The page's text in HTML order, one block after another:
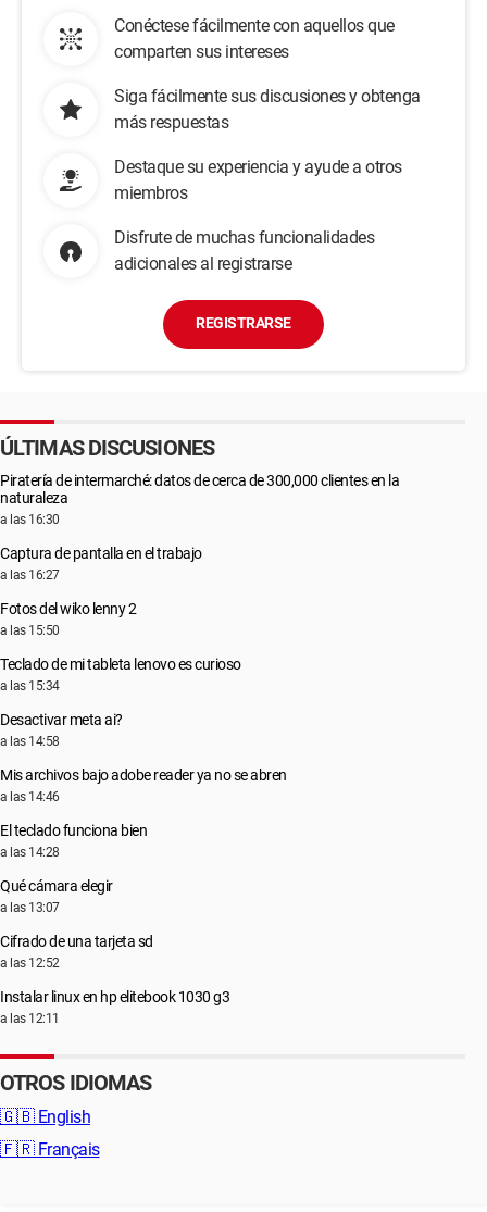
Conéctese fácilmente con aquellos que
comparten sus intereses
Siga fácilmente sus discusiones y obtenga
más respuestas
Destaque su experiencia y ayude a otros
miembros
Disfrute de muchas funcionalidades
adicionales al registrarse
REGISTRARSE
ÚLTIMAS DISCUSIONES
Piratería de intermarché: datos de cerca de 300,000 clientes en la
naturaleza
a las 16:30
Captura de pantalla en el trabajo
a las 16:27
Fotos del wiko lenny 2
a las 15:50
Teclado de mi tableta lenovo es curioso
a las 15:34
Desactivar meta ai?
a las 14:58
Mis archivos bajo adobe reader ya no se abren
a las 14:46
El teclado funciona bien
a las 14:28
Qué cámara elegir
a las 13:07
Cifrado de una tarjeta sd
a las 12:52
Instalar linux en hp elitebook 1030 g3
a las 12:11
OTROS IDIOMAS
🇬🇧 English
🇫🇷 Français